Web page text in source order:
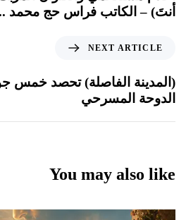
أنتَ) – الكاتب فراس حج محمد
NEXT ARTICLE
(المدينة الفاصلة) تحصد خمس
الدوحة المسرحي
You may also like